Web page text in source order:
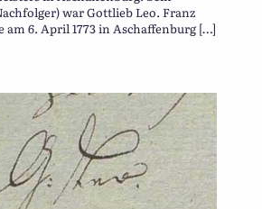
war Gottlieb Leo. Franz
am 6. April 1773 in Aschaffenburg […]